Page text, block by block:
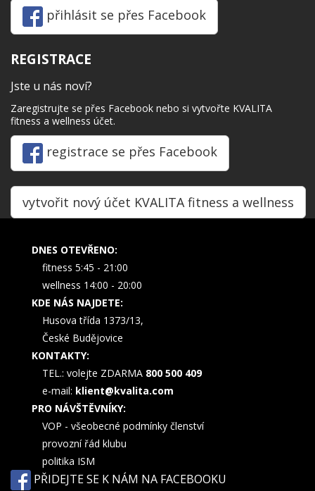
přihlásit se přes Facebook
REGISTRACE
Jste u nás noví?
Zaregistrujte se přes Facebook nebo si vytvořte KVALITA
fitness a wellness účet.
registrace se přes Facebook
vytvořit nový účet KVALITA fitness a wellness
DNES OTEVŘENO:
fitness 5:45 - 21:00
wellness 14:00 - 20:00
KDE NÁS NAJDETE:
Husova třída 1373/13,
České Budějovice
KONTAKTY:
TEL.: volejte ZDARMA 800 500 409
e-mail: klient@kvalita.com
PRO NÁVŠTĚVNÍKY:
VOP - všeobecné podmínky členství
provozní řád klubu
politika ISM
PŘIDEJTE SE K NÁM NA FACEBOOKU